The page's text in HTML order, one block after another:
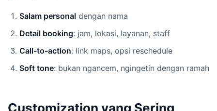
Salam personal dengan nama
Detail booking: jam, lokasi, layanan, staff
Call-to-action: link maps, opsi reschedule
Soft tone: bukan ngancem, ngingetin dengan ramah
Customization yang Sering